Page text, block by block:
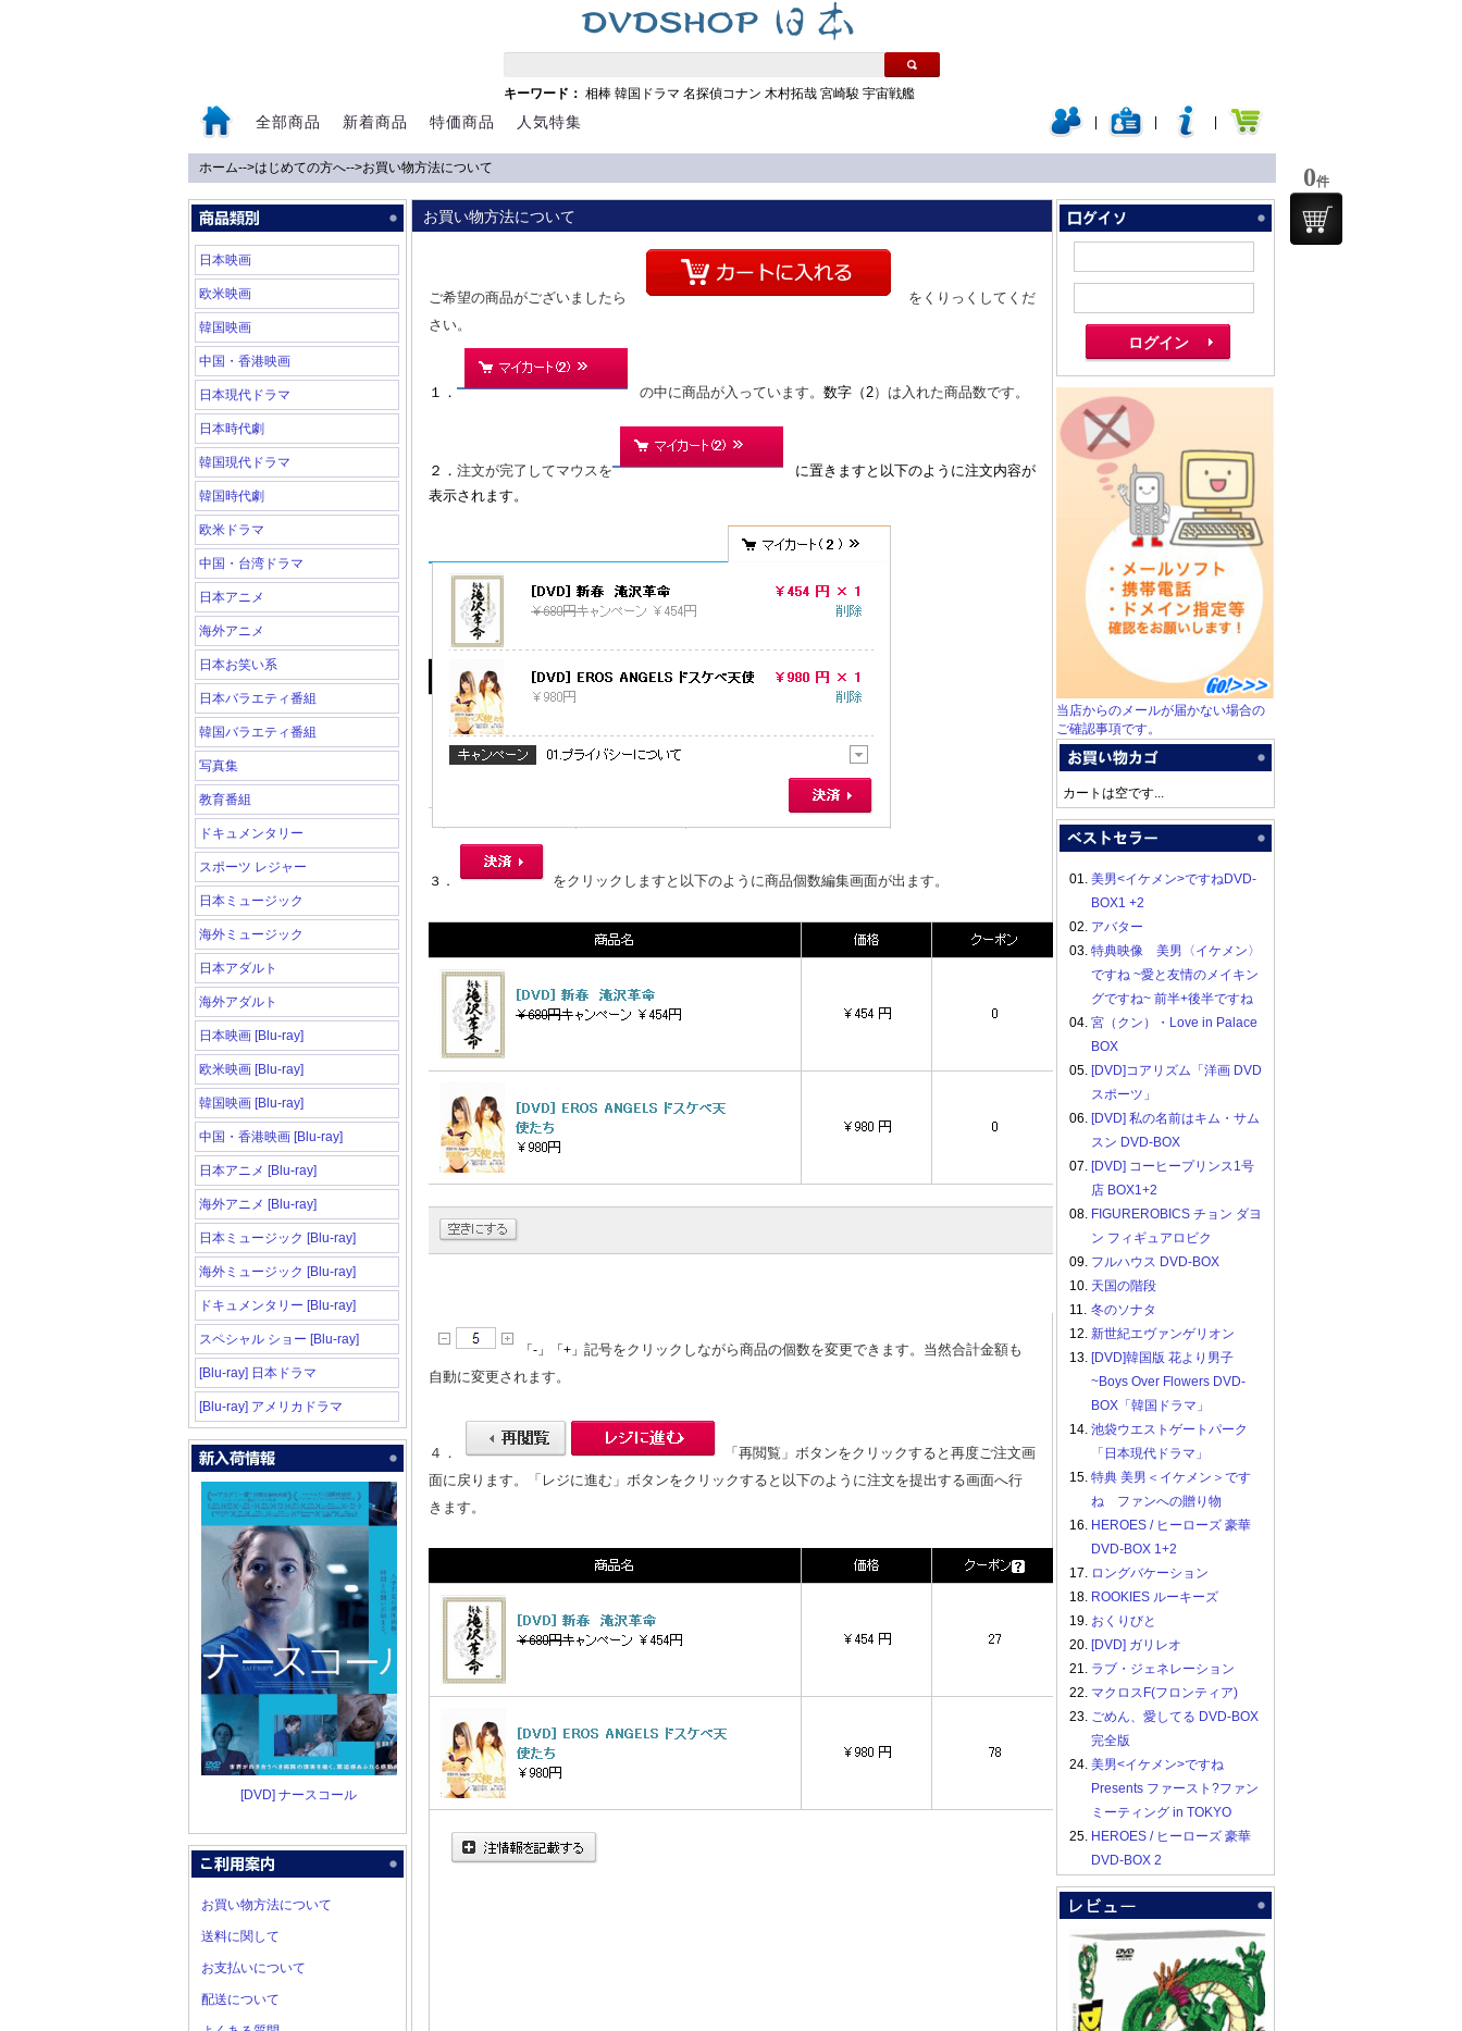
キーワード： 相棒 韓国ドラマ 名探偵コナン 木村拓哉 宮崎駿 宇宙戦艦
全部商品 新着商品 特価商品 人気特集
ホーム-->はじめての方へ-->お買い物方法について
日本映画
欧米映画
韓国映画
中国・香港映画
日本現代ドラマ
日本時代劇
韓国現代ドラマ
韓国時代劇
欧米ドラマ
中国・台湾ドラマ
日本アニメ
海外アニメ
日本お笑い系
日本バラエティ番組
韓国バラエティ番組
写真集
教育番組
ドキュメンタリー
スポーツ レジャー
日本ミュージック
海外ミュージック
日本アダルト
海外アダルト
日本映画 [Blu-ray]
欧米映画 [Blu-ray]
韓国映画 [Blu-ray]
中国・香港映画 [Blu-ray]
日本アニメ [Blu-ray]
海外アニメ [Blu-ray]
日本ミュージック [Blu-ray]
海外ミュージック [Blu-ray]
ドキュメンタリー [Blu-ray]
スペシャル ショー [Blu-ray]
[Blu-ray] 日本ドラマ
[Blu-ray] アメリカドラマ
[DVD] ナースコール
お買い物方法について
送料に関して
お支払いについて
配送について
お買い物方法について
ご希望の商品がございましたら
をくりっくしてくだ
さい。
１． の中に商品が入っています。 数字（2）は入れた商品数です。
２． 注文が完了してマウスを
に置きますと以下のように注文内容が
表示されます。
３． をクリックしますと以下のように商品個数編集画面が出ます。
「-」「+」 記号をクリックしながら商品の個数を変更できます。当然合計金額も
自動に変更されます。
４．
「再閲覧」ボタンをクリックすると再度ご注文画
面に戻ります。「レジに進む」ボタンをクリックすると以下のように注文を提出する画面へ行
きます。
当店からのメールが届かない場合の
ご確認事項です。
カートは空です...
01. 美男<イケメン>ですねDVD-
BOX1 +2
02. アバター
03. 特典映像 美男〈イケメン〉
ですね ~愛と友情のメイキン
グですね~ 前半+後半ですね
04. 宮（クン）・Love in Palace
BOX
05. [DVD]コアリズム「洋画 DVD
スポーツ」
06. [DVD] 私の名前はキム・サム
スン DVD-BOX
07. [DVD] コーヒープリンス1号
店 BOX1+2
08. FIGUREROBICS チョン ダヨ
ン フィギュアロビク
09. フルハウス DVD-BOX
10. 天国の階段
11. 冬のソナタ
12. 新世紀エヴァンゲリオン
13. [DVD]韓国版 花より男子
~Boys Over Flowers DVD-
BOX「韓国ドラマ」
14. 池袋ウエストゲートパーク
「日本現代ドラマ」
15. 特典 美男＜イケメン＞です
ね ファンへの贈り物
16. HEROES / ヒーローズ 豪華
DVD-BOX 1+2
17. ロングバケーション
18. ROOKIES ルーキーズ
19. おくりびと
20. [DVD] ガリレオ
21. ラブ・ジェネレーション
22. マクロスF(フロンティア)
23. ごめん、愛してる DVD-BOX
完全版
24. 美男<イケメン>ですね
Presents ファースト?ファン
ミーティング in TOKYO
25. HEROES / ヒーローズ 豪華
DVD-BOX 2
0件
0